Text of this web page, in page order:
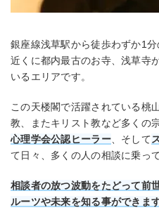
銀座線浅草駅から徒歩わずか1
近くに都内最古のお寺、浅草寺
いるエリアです。
この天楼閣で活躍されている桃
教、またキリスト教など多くの
心理学会公認ヒーラー、そして
て日々、多くの人の相談に乗っ
相談者の放つ波動をたどって前
ルーツや未来を知る事ができます